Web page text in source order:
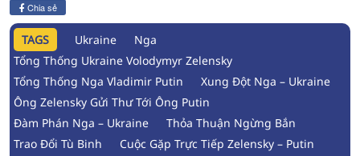
Chia sẻ
TAGS Ukraine
Nga
Tổng Thống Ukraine Volodymyr Zelensky
Tổng Thống Nga Vladimir Putin
Xung Đột Nga – Ukraine
Ông Zelensky Gửi Thư Tới Ông Putin
Đàm Phán Nga – Ukraine
Thỏa Thuận Ngừng Bắn
Trao Đổi Tù Binh
Cuộc Gặp Trực Tiếp Zelensky – Putin